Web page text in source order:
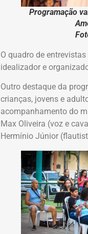
Programação
O quadro de
idealizador e
Outro destaque da
crianças, jovens e
acompanhamento do
Max Oliveira (voz e
Hermínio Júnior